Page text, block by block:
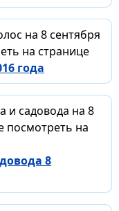
на 8 сентября
на странице
года
и садовода на 8
посмотреть на
8